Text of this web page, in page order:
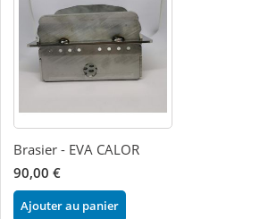
Brasier - EVA CALOR
90,00 €
Ajouter au panier